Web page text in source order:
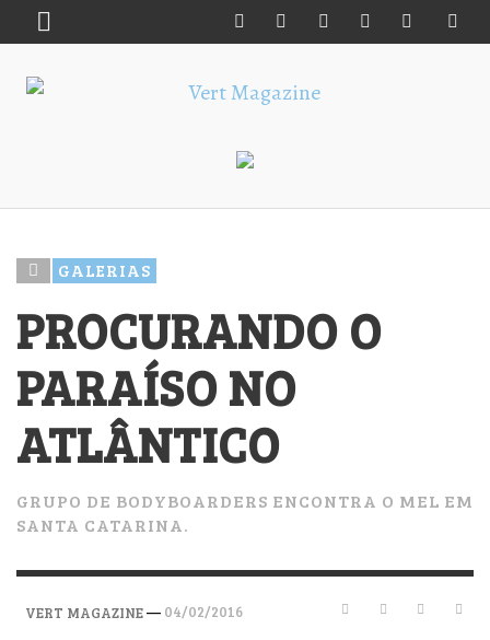
GALERIAS
PROCURANDO O
PARAÍSO NO
ATLÂNTICO
GRUPO DE BODYBOARDERS ENCONTRA O MEL EM
SANTA CATARINA.
VERT MAGAZINE— 04/02/2016